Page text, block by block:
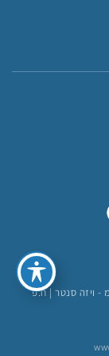
בע"מ - ויזה סנטר | ח.פ